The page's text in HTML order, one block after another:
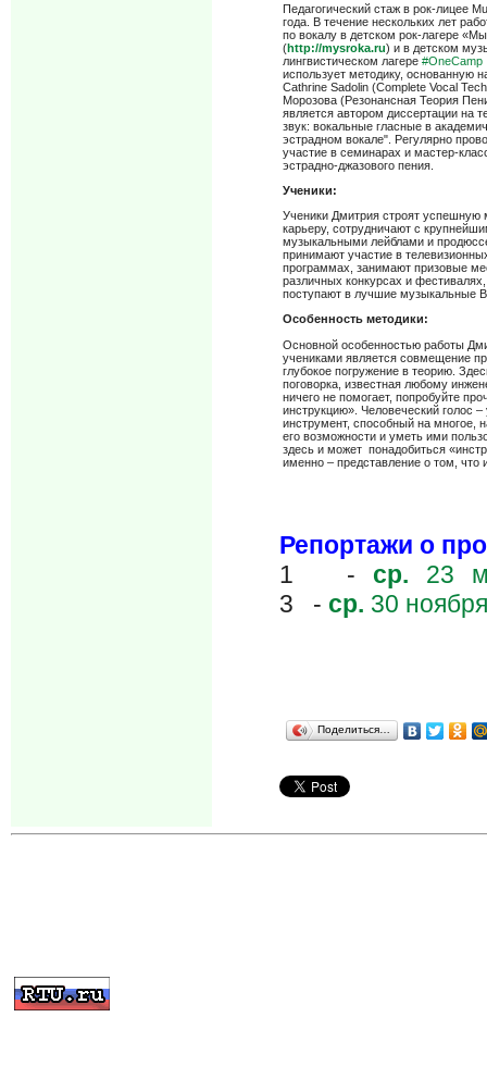
Педагогический стаж в рок-лицее
года. В течение нескольких лет
по вокалу в детском рок-лагере
(http://mysroka.ru) и в детском
лингвистическом лагере#OneCamp
использует методику, основанную
Cathrine Sadolin (Complete Vocal
Морозова (Резонансная Теория
является автором диссертации на
звук: вокальные гласные в
эстрадном вокале". Регулярно
участие в семинарах и мастер-
эстрадно-джазового пения.
Ученики:
Ученики Дмитрия строят успешную
карьеру, сотрудничают с
музыкальными лейблами и
принимают участие в
программах, занимают призовые
различных конкурсах и
поступают в лучшие музыкальные
Особенность методики:
Основной особенностью работы
учениками является совмещение
глубокое погружение в теорию.
поговорка, известная любому
ничего не помогает, попробуйте
инструкцию». Человеческий голос
инструмент, способный на многое,
его возможности и уметь ими
здесь и может понадобиться
именно – представление о том, что
Репортажи о
1 - ср. 23
3 - ср. 30
Поделиться…